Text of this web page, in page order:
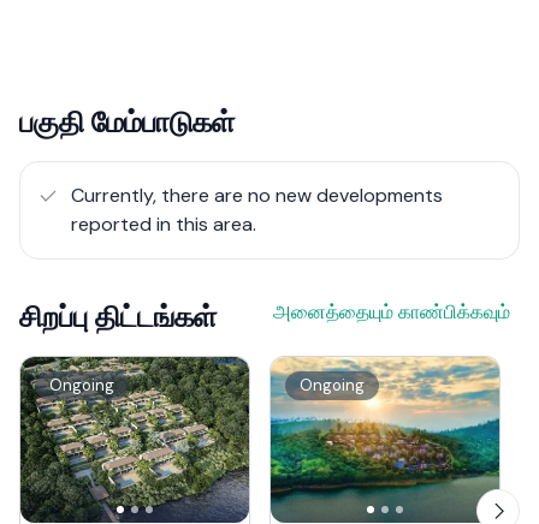
பகுதி மேம்பாடுகள்
Currently, there are no new developments
reported in this area.
சிறப்பு திட்டங்கள் அனைத்தையும் காண்பிக்கவும்
Ongoing Ongoing